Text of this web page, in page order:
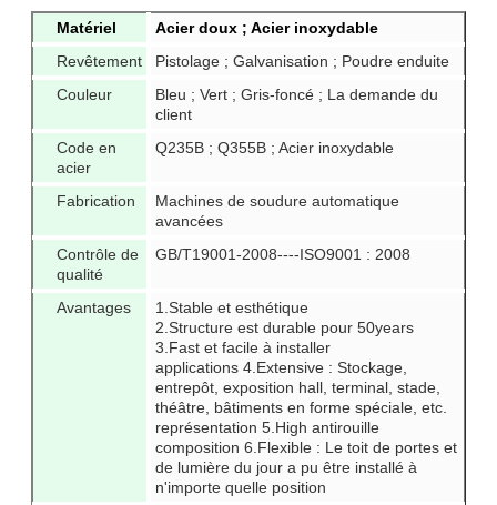
Matériel
Acier doux ; Acier inoxydable
Revêtement
Pistolage ; Galvanisation ; Poudre enduite
Couleur
Bleu ; Vert ; Gris-foncé ; La demande du
client
Code en
acier
Q235B ; Q355B ; Acier inoxydable
Fabrication
Machines de soudure automatique
avancées
Contrôle de
qualité
GB/T19001-2008----ISO9001 : 2008
Avantages
1.Stable et esthétique
2.Structure est durable pour 50years
3.Fast et facile à installer
applications 4.Extensive : Stockage,
entrepôt, exposition hall, terminal, stade,
théâtre, bâtiments en forme spéciale, etc.
représentation 5.High antirouille
composition 6.Flexible : Le toit de portes et
de lumière du jour a pu être installé à
n'importe quelle position